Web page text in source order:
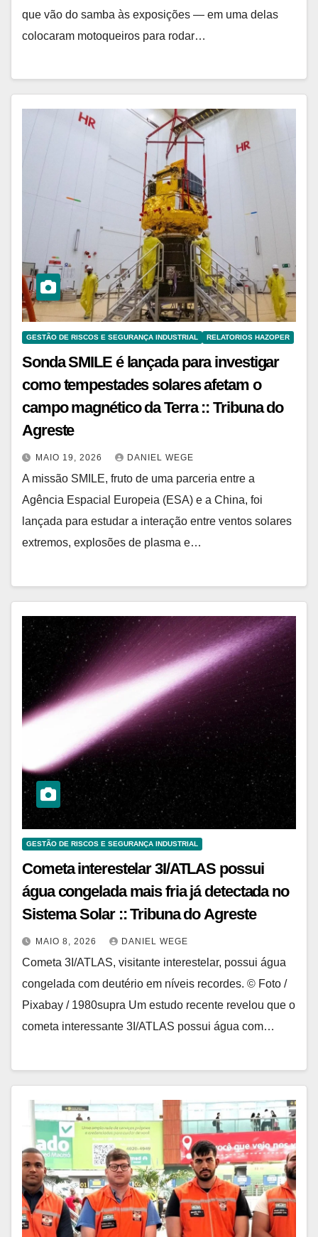
que vão do samba às exposições — em uma delas
colocaram motoqueiros para rodar…
GESTÃO DE RISCOS E SEGURANÇA INDUSTRIAL RELATORIOS HAZOPER
Sonda SMILE é lançada para investigar
como tempestades solares afetam o
campo magnético da Terra :: Tribuna do
Agreste
MAIO 19, 2026 DANIEL WEGE
A missão SMILE, fruto de uma parceria entre a
Agência Espacial Europeia (ESA) e a China, foi
lançada para estudar a interação entre ventos solares
extremos, explosões de plasma e…
GESTÃO DE RISCOS E SEGURANÇA INDUSTRIAL
Cometa interestelar 3I/ATLAS possui
água congelada mais fria já detectada no
Sistema Solar :: Tribuna do Agreste
MAIO 8, 2026 DANIEL WEGE
Cometa 3I/ATLAS, visitante interestelar, possui água
congelada com deutério em níveis recordes. © Foto /
Pixabay / 1980supra Um estudo recente revelou que o
cometa interessante 3I/ATLAS possui água com…